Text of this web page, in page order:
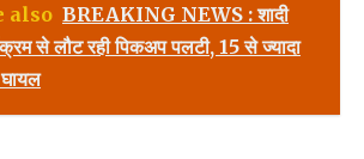
also BREAKING NEWS : शादी
से लौट रही पिकअप पलटी, 15 से ज्यादा